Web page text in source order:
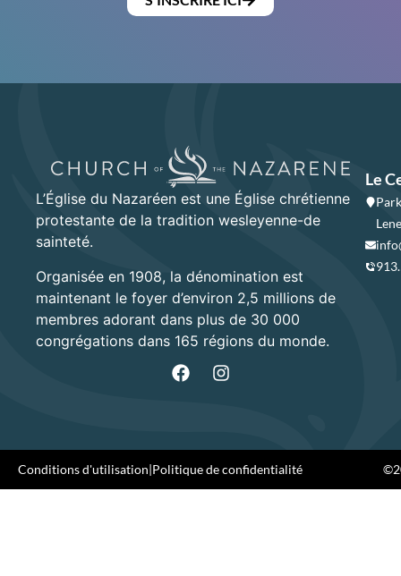
L’Église du Nazaréen est une Église chrétienne
protestante de la tradition wesleyenne-de
sainteté.
Organisée en 1908, la dénomination est
maintenant le foyer d’environ 2,5 millions de
membres adorant dans plus de 30 000
congrégations dans 165 régions du monde.
Le
Conditions d'utilisation|Politique de confidentialité